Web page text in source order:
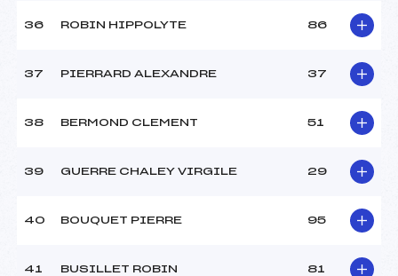
36 ROBIN HIPPOLYTE 86
37 PIERRARD ALEXANDRE 37
38 BERMOND CLEMENT 51
39 GUERRE CHALEY VIRGILE 29
40 BOUQUET PIERRE 95
41 BUSILLET ROBIN 81